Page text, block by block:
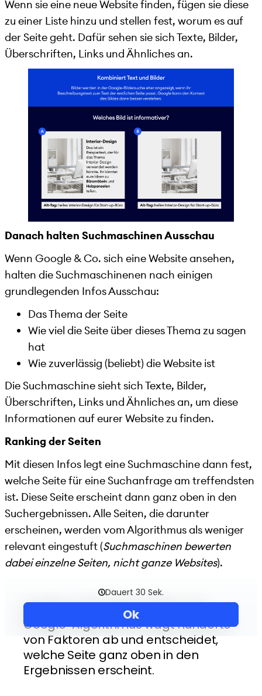
Wenn sie eine neue Website finden, fügen sie diese
zu einer Liste hinzu und stellen fest, worum es auf
der Seite geht. Dafür sehen sie sich Texte, Bilder,
Überschriften, Links und Ähnliches an.
Danach halten Suchmaschinen Ausschau
Wenn Google & Co. sich eine Website ansehen,
halten die Suchmaschinenen nach einigen
grundlegenden Infos Ausschau:
Das Thema der Seite
Wie viel die Seite über dieses Thema zu sagen
hat
Wie zuverlässig (beliebt) die Website ist
Die Suchmaschine sieht sich Texte, Bilder,
Überschriften, Links und Ähnliches an, um diese
Informationen auf eurer Website zu finden.
Ranking der Seiten
Mit diesen Infos legt eine Suchmaschine dann fest,
welche Seite für eine Suchanfrage am treffendsten
ist. Diese Seite erscheint dann ganz oben in den
Suchergebnissen. Alle Seiten, die darunter
erscheinen, werden vom Algorithmus als weniger
relevant eingestuft (Suchmaschinen bewerten
dabei einzelne Seiten, nicht ganze Websites).